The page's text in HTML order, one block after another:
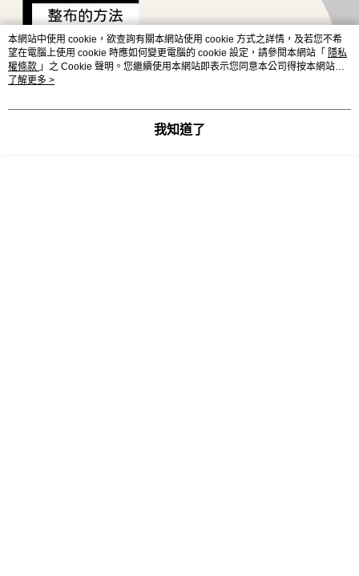
易，需依本服務之必要範圍內提供個人資料，並將交易相關給付款項請求債
權轉讓予恩沛科技股份有限公司。
２．關於個人資料處理事宜，請瀏覽以下網址：
https://aftee.tw/terms/#terms3
３．未成年的使用者請事先徵得法定代理人或監護人之同意方可使用
「AFTEE先享後付」，若未經同意申辦者引起之損失，本公司不負相關責
時審查核予不同之上限額度；若仍有額度不足之情形，本公司將視審查結果
本網站中使用 cookie，欲查詢有關本網站使用 cookie 方式之詳情，及若您不希
望在電腦上使用 cookie 時應如何變更電腦的 cookie 設定，請參閱本網站「 隱私
權條款 」之 Cookie 聲明。您繼續使用本網站即表示您同意本公司得按本網站使
用條款之 Cookie 聲明使用 cookie。
了解更多 >
我知道了